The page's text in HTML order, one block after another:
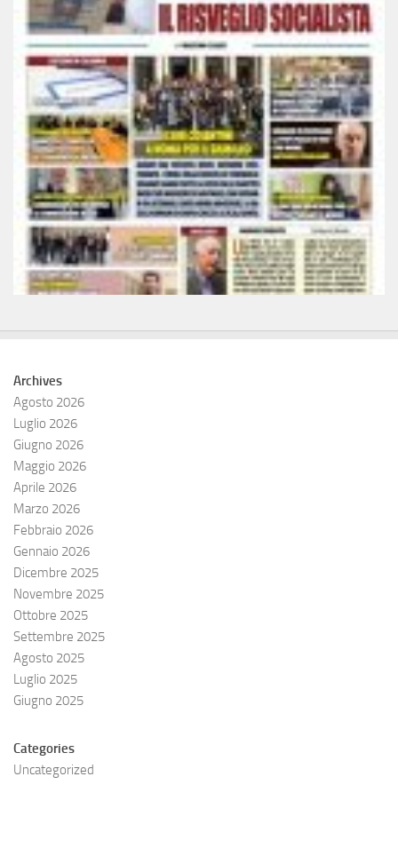
Archives
Agosto 2026
Luglio 2026
Giugno 2026
Maggio 2026
Aprile 2026
Marzo 2026
Febbraio 2026
Gennaio 2026
Dicembre 2025
Novembre 2025
Ottobre 2025
Settembre 2025
Agosto 2025
Luglio 2025
Giugno 2025
Categories
Uncategorized